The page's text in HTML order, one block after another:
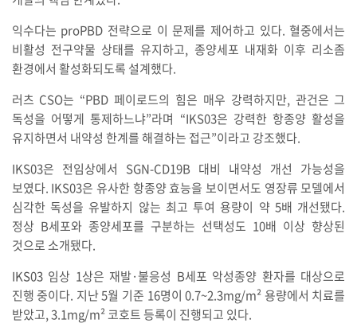
익수다는 proPBD 전략으로 이 문제를 제어하고 있다. 혈중에서는
비활성 전구약물 상태를 유지하고, 종양세포 내재화 이후 리소좀
환경에서 활성화되도록 설계했다.
러츠 CSO는 “PBD 페이로드의 힘은 매우 강력하지만, 관건은 그
독성을 어떻게 통제하느냐”라며 “IKS03은 강력한 항종양 활성을
유지하면서 내약성 한계를 해결하는 접근”이라고 강조했다.
IKS03은 전임상에서 SGN-CD19B 대비 내약성 개선 가능성을
보였다. IKS03은 유사한 항종양 효능을 보이면서도 영장류 모델에서
심각한 독성을 유발하지 않는 최고 투여 용량이 약 5배 개선됐다.
정상 B세포와 종양세포를 구분하는 선택성도 10배 이상 향상된
것으로 소개됐다.
IKS03 임상 1상은 재발·불응성 B세포 악성종양 환자를 대상으로
진행 중이다. 지난 5월 기준 16명이 0.7~2.3mg/m² 용량에서 치료를
받았고, 3.1mg/m² 코호트 등록이 진행되고 있다.